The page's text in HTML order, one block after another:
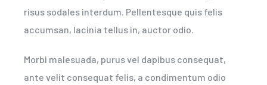
risus sodales interdum. Pellentesque quis felis
accumsan, lacinia tellus in, auctor odio.
Morbi malesuada, purus vel dapibus consequat,
ante velit consequat felis, a condimentum odio